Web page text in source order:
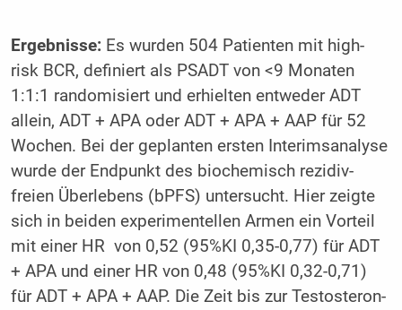
Ergebnisse:Es wurden 504 Patienten mit high-
risk BCR, definiert als PSADT von <9 Monaten
1:1:1 randomisiert und erhielten entweder ADT
allein, ADT + APA oder ADT + APA + AAP für 52
Wochen. Bei der geplanten ersten Interimsanalyse
wurde der Endpunkt des biochemisch rezidiv-
freien Überlebens (bPFS) untersucht. Hier zeigte
sich in beiden experimentellen Armen ein Vorteil
mit einer HR von 0,52 (95%KI 0,35-0,77) für ADT
+ APA und einer HR von 0,48 (95%KI 0,32-0,71)
für ADT + APA + AAP. Die Zeit bis zur Testosteron-